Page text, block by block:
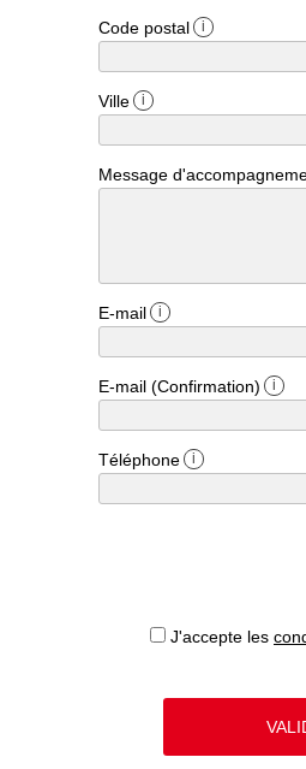
Code postal i
Ville i
Message
E-mail i
E-mail (Confirmation) i
Téléphone i
J'accepte les